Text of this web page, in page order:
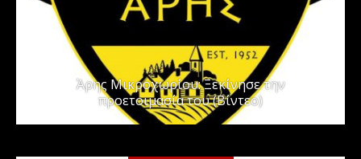
Άρης Μικροχωρίου: Ξεκίνησε την
προετοιμασία του (Βίντεο)